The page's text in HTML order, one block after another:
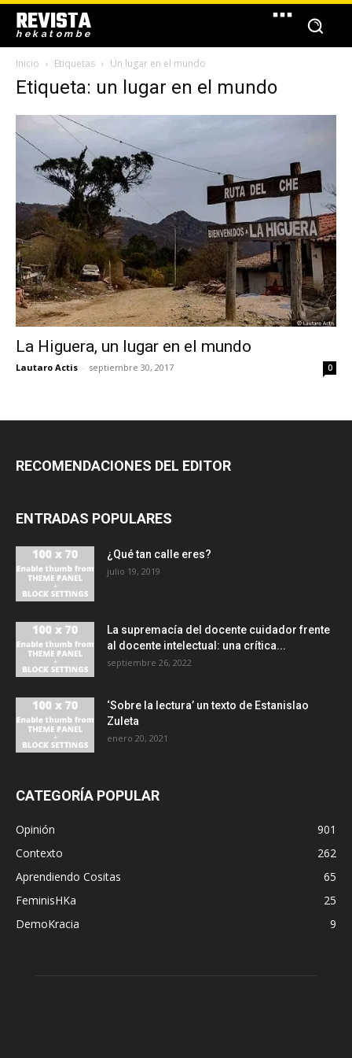
REVISTA
hekatombe
Inicio Etiquetas Un lugar en el mundo
Etiqueta: un lugar en el mundo
La Higuera, un lugar en el mundo
Lautaro Actis - septiembre 30, 2017 0
RECOMENDACIONES DEL EDITOR
ENTRADAS POPULARES
¿Qué tan calle eres?
julio 19, 2019
La supremacía del docente cuidador frente
al docente intelectual: una crítica...
septiembre 26, 2022
‘Sobre la lectura’ un texto de Estanislao
Zuleta
enero 20, 2021
CATEGORÍA POPULAR
Opinión
901
Contexto
262
Aprendiendo Cositas
65
FeminisHKa
25
DemoKracia
9